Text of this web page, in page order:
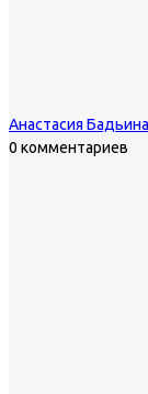
Анастасия
0 комментариев